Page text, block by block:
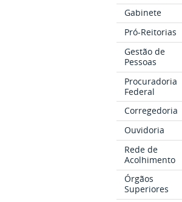
Gabinete
Pró-Reitorias
Gestão de
Pessoas
Procuradoria
Federal
Corregedoria
Ouvidoria
Rede de
Acolhimento
Órgãos
Superiores